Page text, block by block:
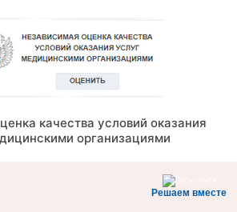
качества условий оказания
организациями
Решаем вместе